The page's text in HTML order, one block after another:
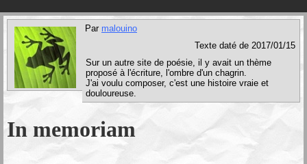
Par malouino
Texte daté de 2017/01/15
Sur un autre site de poésie, il y avait un thème
proposé à l'écriture, l'ombre d'un chagrin.
J'ai voulu composer, c'est une histoire vraie et
douloureuse.
In memoriam